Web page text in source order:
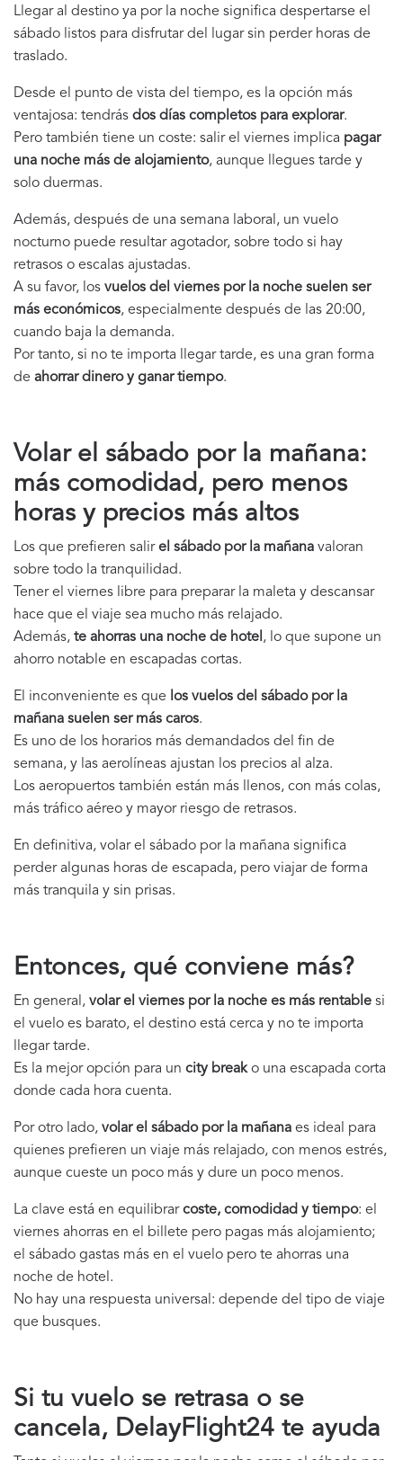
Llegar al destino ya por la noche significa despertarse el
sábado listos para disfrutar del lugar sin perder horas de
traslado.
Desde el punto de vista del tiempo, es la opción más
ventajosa: tendrás dos días completos para explorar.
Pero también tiene un coste: salir el viernes implica pagar
una noche más de alojamiento, aunque llegues tarde y
solo duermas.
Además, después de una semana laboral, un vuelo
nocturno puede resultar agotador, sobre todo si hay
retrasos o escalas ajustadas.
A su favor, los vuelos del viernes por la noche suelen ser
más económicos, especialmente después de las 20:00,
cuando baja la demanda.
Por tanto, si no te importa llegar tarde, es una gran forma
de ahorrar dinero y ganar tiempo.
Volar el sábado por la mañana:
más comodidad, pero menos
horas y precios más altos
Los que prefieren salirel sábado por la mañana valoran
sobre todo la tranquilidad.
Tener el viernes libre para preparar la maleta y descansar
hace que el viaje sea mucho más relajado.
Además, te ahorras una noche de hotel , lo que supone un
ahorro notable en escapadas cortas.
El inconveniente es que los vuelos del sábado por la
mañana suelen ser más caros.
Es uno de los horarios más demandados del fin de
semana, y las aerolíneas ajustan los precios al alza.
Los aeropuertos también están más llenos, con más colas,
más tráfico aéreo y mayor riesgo de retrasos.
En definitiva, volar el sábado por la mañana significa
perder algunas horas de escapada, pero viajar de forma
más tranquila y sin prisas.
Entonces, qué conviene más?
En general, volar el viernes por la noche es más rentable si
el vuelo es barato, el destino está cerca y no te importa
llegar tarde.
Es la mejor opción para un city breako una escapada corta
donde cada hora cuenta.
Por otro lado, volar el sábado por la mañana es ideal para
quienes prefieren un viaje más relajado, con menos estrés,
aunque cueste un poco más y dure un poco menos.
La clave está en equilibrarcoste, comodidad y tiempo: el
viernes ahorras en el billete pero pagas más alojamiento;
el sábado gastas más en el vuelo pero te ahorras una
noche de hotel.
No hay una respuesta universal: depende del tipo de viaje
que busques.
Si tu vuelo se retrasa o se
cancela, DelayFlight24 te ayuda